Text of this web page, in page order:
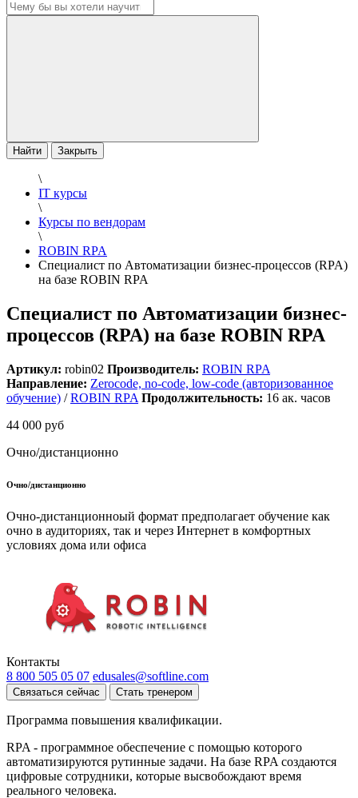
Найти Закрыть
\
IT курсы
\
Курсы по вендорам
\
ROBIN RPA
Специалист по Автоматизации бизнес-процессов (RPA)
на базе ROBIN RPA
Специалист по Автоматизации бизнес-
процессов (RPA) на базе ROBIN RPA
Артикул: robin02 Производитель: ROBIN RPA
Направление: Zerocode, no-code, low-code (авторизованное
обучение) /ROBIN RPA Продолжительность: 16 ак. часов
44 000 руб
Очно/дистанционно
Очно/дистанционно
Очно-дистанционноый формат предполагает обучение как
очно в аудиториях, так и через Интернет в комфортных
условиях дома или офиса
Контакты
8 800 505 05 07 edusales@softline.com
Связаться сейчас Стать тренером
Программа повышения квалификации.
RPA - программное обеспечение с помощью которого
автоматизируются рутинные задачи. На базе RPA создаются
цифровые сотрудники, которые высвобождают время
реального человека.